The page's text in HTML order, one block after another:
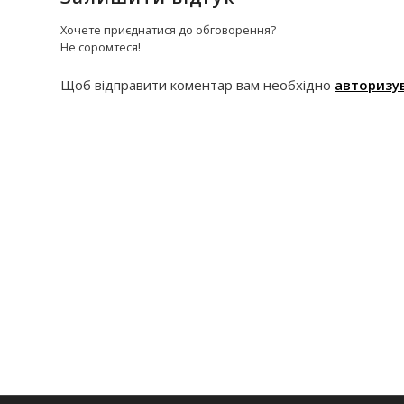
Хочете приєднатися до обговорення?
Не соромтеся!
Щоб відправити коментар вам необхідно